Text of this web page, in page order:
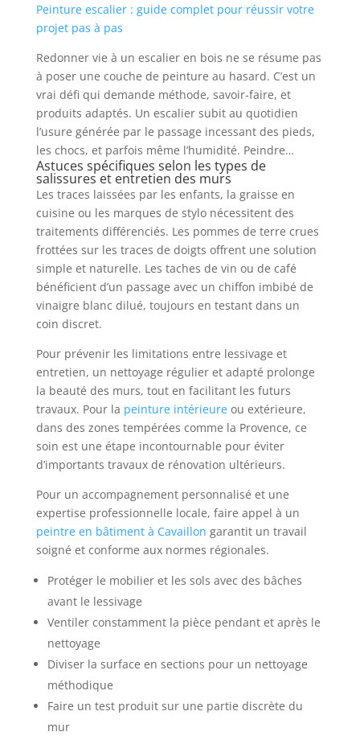
Peinture escalier : guide complet pour réussir votre
projet pas à pas
Redonner vie à un escalier en bois ne se résume pas
à poser une couche de peinture au hasard. C’est un
vrai défi qui demande méthode, savoir-faire, et
produits adaptés. Un escalier subit au quotidien
l’usure générée par le passage incessant des pieds,
les chocs, et parfois même l’humidité. Peindre…
Astuces spécifiques selon les types de
salissures et entretien des murs
Les traces laissées par les enfants, la graisse en
cuisine ou les marques de stylo nécessitent des
traitements différenciés. Les pommes de terre crues
frottées sur les traces de doigts offrent une solution
simple et naturelle. Les taches de vin ou de café
bénéficient d’un passage avec un chiffon imbibé de
vinaigre blanc dilué, toujours en testant dans un
coin discret.
Pour prévenir les limitations entre lessivage et
entretien, un nettoyage régulier et adapté prolonge
la beauté des murs, tout en facilitant les futurs
travaux. Pour la peinture intérieureou extérieure,
dans des zones tempérées comme la Provence, ce
soin est une étape incontournable pour éviter
d’importants travaux de rénovation ultérieurs.
Pour un accompagnement personnalisé et une
expertise professionnelle locale, faire appel à un
peintre en bâtiment à Cavaillon garantit un travail
soigné et conforme aux normes régionales.
Protéger le mobilier et les sols avec des bâches
avant le lessivage
Ventiler constamment la pièce pendant et après le
nettoyage
Diviser la surface en sections pour un nettoyage
méthodique
Faire un test produit sur une partie discrète du
mur